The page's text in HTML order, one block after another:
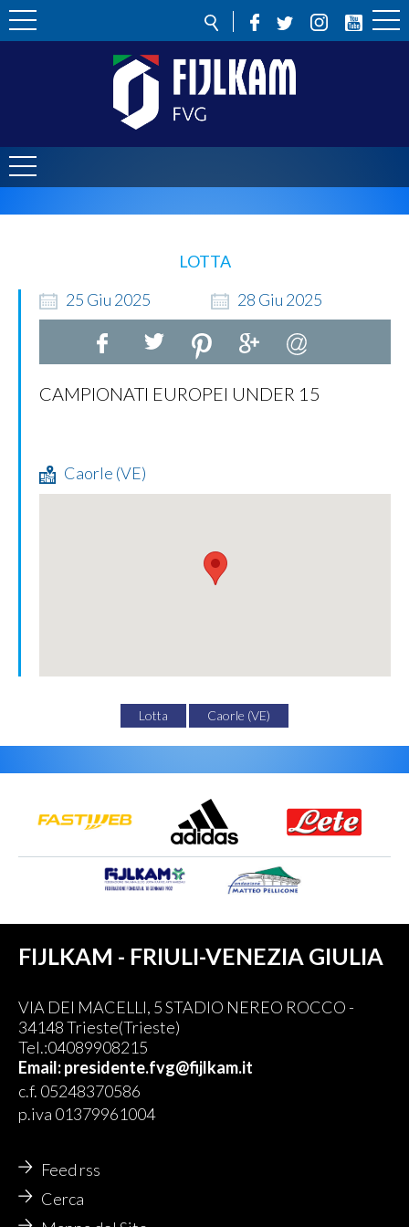
LOTTA
25 Giu 2025 28 Giu 2025
CAMPIONATI EUROPEI UNDER 15
Caorle (VE)
Lotta Caorle (VE)
FIJLKAM - FRIULI-VENEZIA GIULIA
VIA DEI MACELLI, 5 STADIO NEREO ROCCO -
34148 Trieste(Trieste)
Tel.:04089908215
Email: presidente.fvg@fijlkam.it
c.f. 05248370586
p.iva 01379961004
Feed rss
Cerca